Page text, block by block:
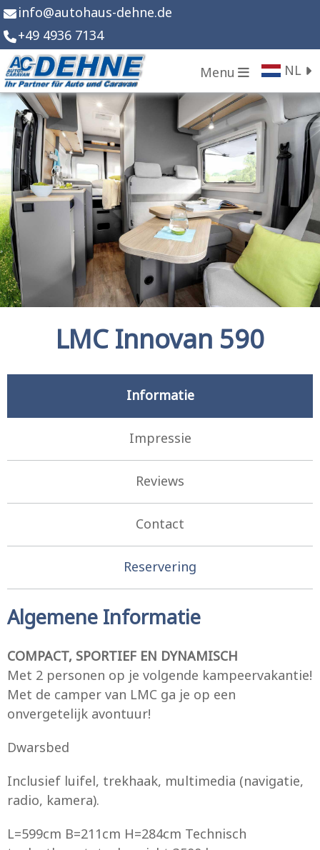
Menu
info@autohaus-dehne.de
+49 4936 7134
NL
LMC Innovan 590
Informatie
Impressie
Reviews
Contact
Reservering
Algemene Informatie
COMPACT, SPORTIEF EN DYNAMISCH
Met 2 personen op je volgende kampeervakantie!
Met de camper van LMC ga je op een
onvergetelijk avontuur!
Dwarsbed
Inclusief luifel, trekhaak, multimedia (navigatie,
radio, kamera).
L=599cm B=211cm H=284cm Technisch